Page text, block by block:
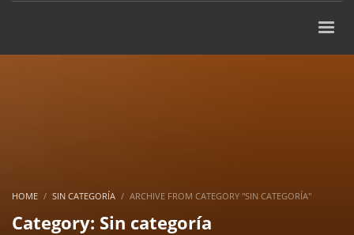
HOME SIN CATEGORÍA ARCHIVE FROM CATEGORY "SIN CATEGORÍA"
Category: Sin categoría